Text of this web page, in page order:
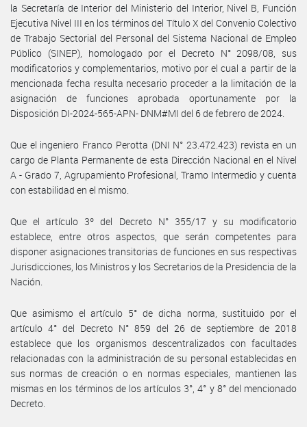
la Secretaría de Interior del Ministerio del Interior, Nivel B, Función
Ejecutiva Nivel III en los términos del Título X del Convenio Colectivo
de Trabajo Sectorial del Personal del Sistema Nacional de Empleo
Público (SINEP), homologado por el Decreto N° 2098/08, sus
modificatorios y complementarios, motivo por el cual a partir de la
mencionada fecha resulta necesario proceder a la limitación de la
asignación de funciones aprobada oportunamente por la
Disposición DI-2024-565-APN- DNM#MI del 6 de febrero de 2024.
Que el ingeniero Franco Perotta (DNI N° 23.472.423) revista en un
cargo de Planta Permanente de esta Dirección Nacional en el Nivel
A - Grado 7, Agrupamiento Profesional, Tramo Intermedio y cuenta
con estabilidad en el mismo.
Que el artículo 3º del Decreto N° 355/17 y su modificatorio
establece, entre otros aspectos, que serán competentes para
disponer asignaciones transitorias de funciones en sus respectivas
Jurisdicciones, los Ministros y los Secretarios de la Presidencia de la
Nación.
Que asimismo el artículo 5° de dicha norma, sustituido por el
artículo 4° del Decreto N° 859 del 26 de septiembre de 2018
establece que los organismos descentralizados con facultades
relacionadas con la administración de su personal establecidas en
sus normas de creación o en normas especiales, mantienen las
mismas en los términos de los artículos 3°, 4° y 8° del mencionado
Decreto.